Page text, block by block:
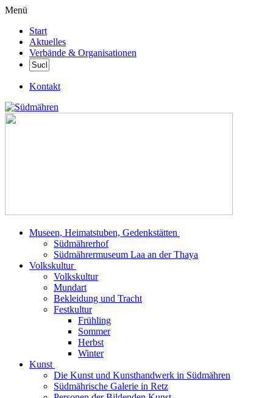
Menü
Start
Aktuelles
Verbände & Organisationen
Kontakt
Museen, Heimatstuben, Gedenkstätten
Südmährerhof
Südmährermuseum Laa an der Thaya
Volkskultur
Volkskultur
Mundart
Bekleidung und Tracht
Festkultur
Frühling
Sommer
Herbst
Winter
Kunst
Die Kunst und Kunsthandwerk in Südmähren
Südmährische Galerie in Retz